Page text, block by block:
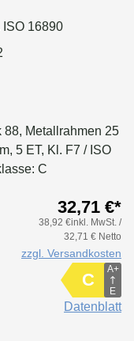
ISO 16890
88, Metallrahmen 25
5 ET, Kl. F7 / ISO
C
32,71 €*
38,92 €inkl. MwSt. /
32,71 € Netto
zzgl. Versandkosten
C
A+
E
Datenblatt